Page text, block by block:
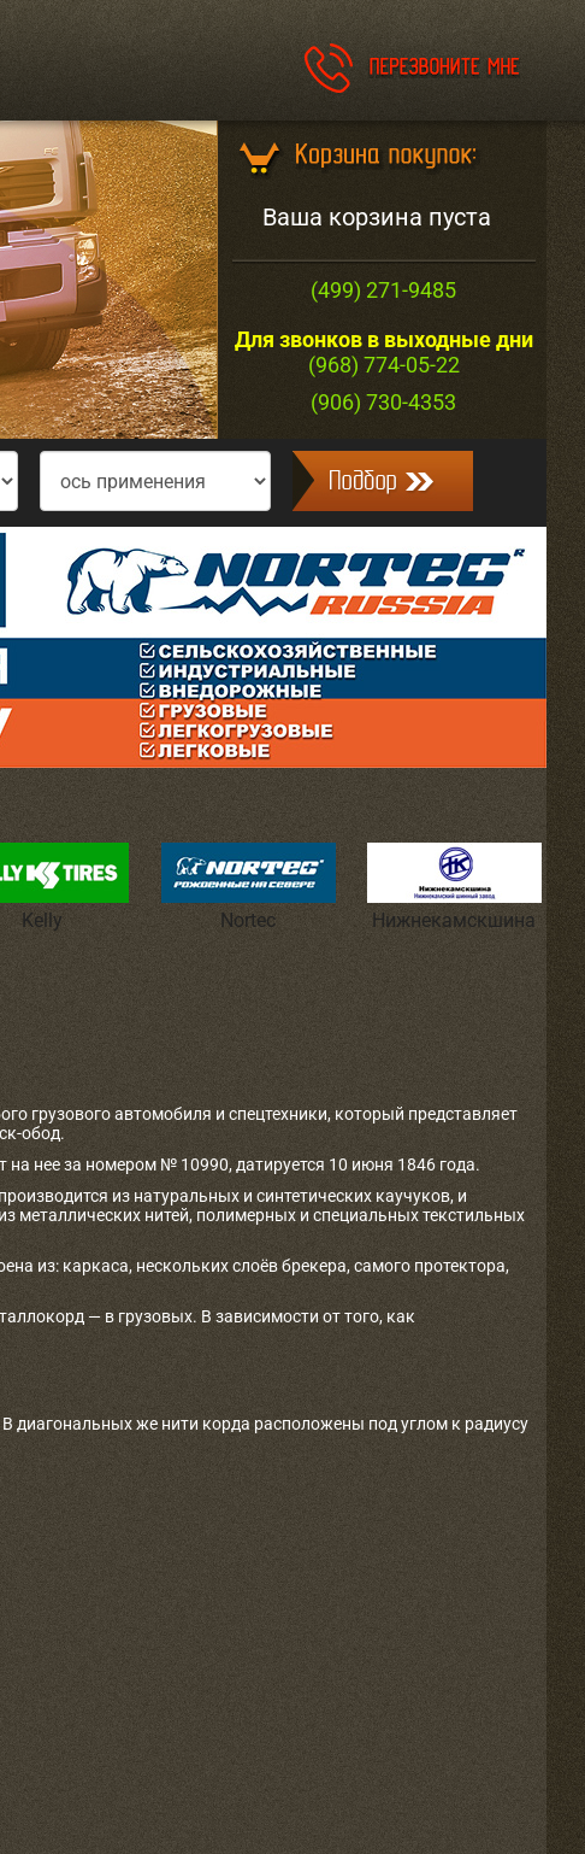
Ваша корзина пуста
(499) 271-9485
Для звонков в выходные дни
(968) 774-05-22
(906) 730-4353
Kelly Nortec Нижнекамскшина
грузового автомобиля и спецтехники, который представляет
обод.
нее за номером № 10990, датируется 10 июня 1846 года.
из натуральных и синтетических каучуков, и
металлических нитей, полимерных и специальных текстильных
из: каркаса, нескольких слоёв брекера, самого протектора,
— в грузовых. В зависимости от того, как
диагональных же нити корда расположены под углом к радиусу